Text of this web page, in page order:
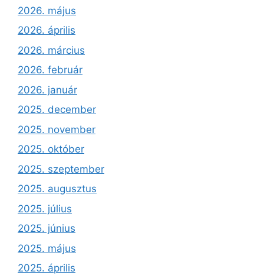
2026. május
2026. április
2026. március
2026. február
2026. január
2025. december
2025. november
2025. október
2025. szeptember
2025. augusztus
2025. július
2025. június
2025. május
2025. április